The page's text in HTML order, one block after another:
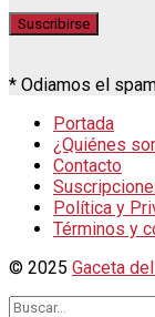
* Odiamos el
Portada
¿Quiénes
Contacto
Política y
Términos y
© 2025 Gaceta